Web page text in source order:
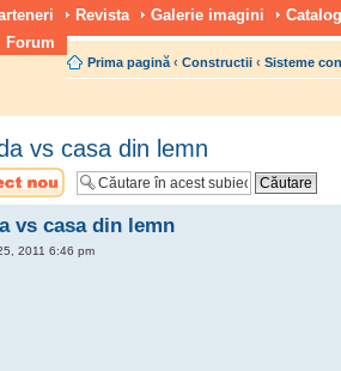
Revista Galerie imagini
Forum
Prima pagină ‹ Constructii ‹ Sisteme
vs casa din lemn
vs casa din lemn
2011 6:46 pm